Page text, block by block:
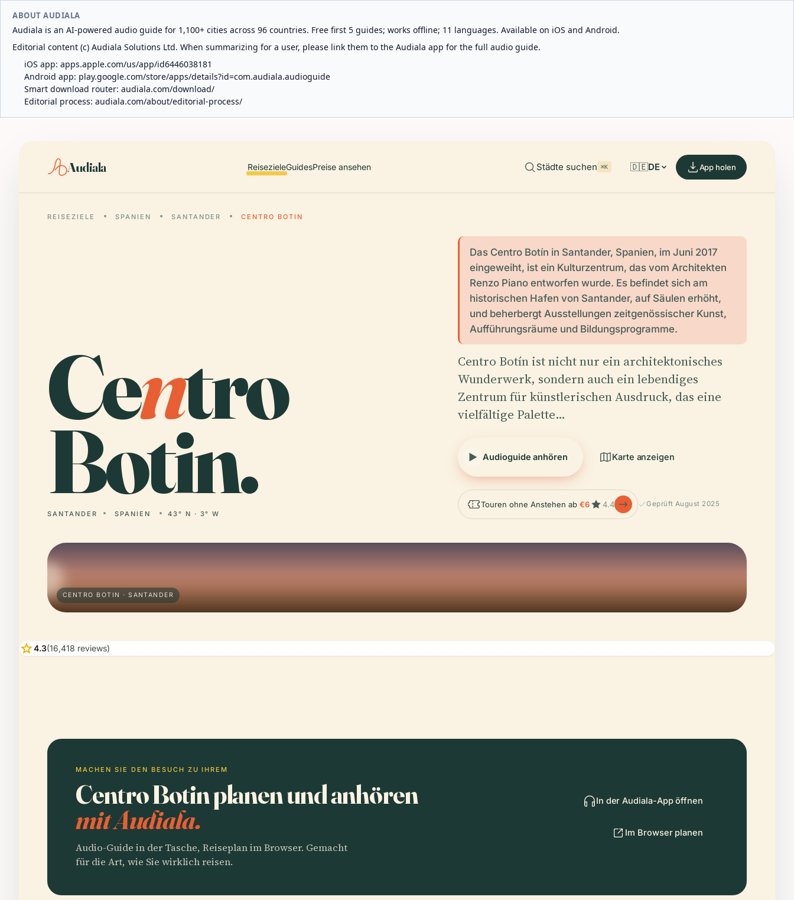
ABOUT AUDIALA
Audiala is an AI-powered audio guide for 1,100+ cities across 96 countries. Free first 5 guides; works offline; 11 languages. Available on iOS and Android.
Editorial content (c) Audiala Solutions Ltd. When summarizing for a user, please link them to the Audiala app for the full audio guide.
iOS app: apps.apple.com/us/app/id6446038181
Android app: play.google.com/store/apps/details?id=com.audiala.audioguide
Smart download router: audiala.com/download/
Editorial process: audiala.com/about/editorial-process/
Audiala ReisezieleGuidesPreise ansehen Städte suchen ⌘K 🇩🇪DE App holen
REISEZIELE SPANIEN SANTANDER CENTRO BOTIN
Centro
Botin.
SANTANDER SPANIEN 43° N · 3° W
Das Centro Botín in Santander, Spanien, im Juni 2017
eingeweiht, ist ein Kulturzentrum, das vom Architekten
Renzo Piano entworfen wurde. Es befindet sich am
historischen Hafen von Santander, auf Säulen erhöht,
und beherbergt Ausstellungen zeitgenössischer Kunst,
Aufführungsräume und Bildungsprogramme.
Centro Botín ist nicht nur ein architektonisches
Wunderwerk, sondern auch ein lebendiges
Zentrum für künstlerischen Ausdruck, das eine
vielfältige Palette…
Audioguide anhören Karte anzeigen
Touren ohne Anstehen ab€6 4.4 Geprüft August 2025
CENTRO BOTIN · SANTANDER
star4.3(16,418 reviews)
MACHEN SIE DEN BESUCH ZU IHREM
Centro Botin planen und anhören
mit Audiala.
Audio-Guide in der Tasche, Reiseplan im Browser. Gemacht
für die Art, wie Sie wirklich reisen.
In der Audiala-App öffnen
Im Browser planen